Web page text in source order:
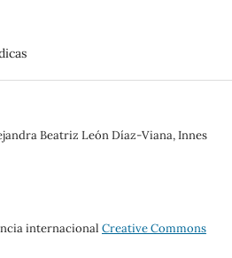
Beatriz León Díaz-Viana, Innes
internacional Creative Commons